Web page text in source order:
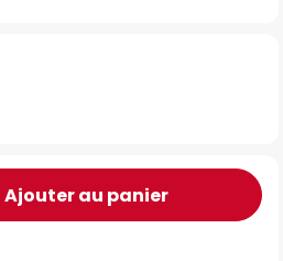
Ajouter au panier